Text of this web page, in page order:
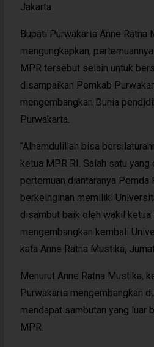
Jakarta
Bupati Purwakarta Anne Ratna
mengungkapkan,
MPR tersebut selain untuk
disampaikan Pemkab
mengembangkan Dunia
Purwakarta.
“Alhamdulillah bisa
ketua MPR RI. Salah satu yang
pertemuan diantaranya Pemda
berkeinginan memiliki
disambut baik oleh wakil ketua
mengembangkan kembali
kata Anne Ratna Mustika,
Menurut Anne Ratna Mustika,
Purwakarta mengembangkan
mendapat sambutan yang luar
MPR.